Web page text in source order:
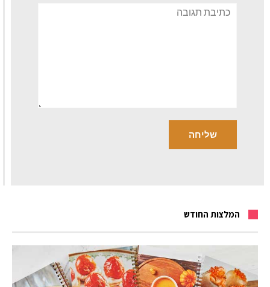
תגובה
המלצות החודש